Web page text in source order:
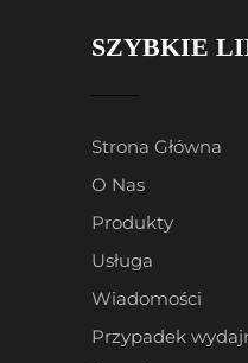
SZYBKIE
Strona Główna
O Nas
Produkty
Usługa
Wiadomości
Przypadek